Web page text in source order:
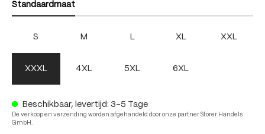
Standaardmaat
S M L XL XXL
XXXL 4XL 5XL 6XL
Beschikbaar, levertijd: 3-5 Tage
De verkoop en verzending worden afgehandeld door onze partner Storer Handels
GmbH.